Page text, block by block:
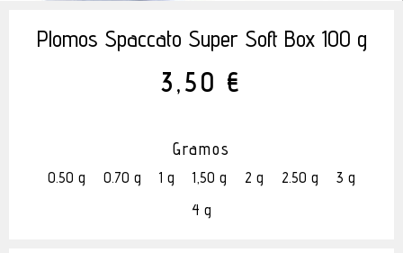
Plomos Spaccato Super Soft Box 100 g
3,50 €
Gramos
0.50 g 0.70 g 1 g 1,50 g 2 g 2.50 g
3 g
4 g